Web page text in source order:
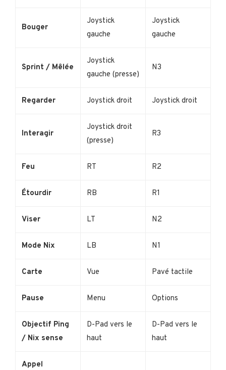
Bouger
Joystick
gauche
Joystick
gauche
Sprint / Mêlée
Joystick
gauche (presse)
N3
Regarder Joystick droit Joystick droit
Interagir
Joystick droit
(presse)
R3
Feu RT R2
Étourdir RB R1
Viser LT N2
Mode Nix LB N1
Carte Vue Pavé tactile
Pause Menu Options
Objectif Ping
/ Nix sense
D-Pad vers le
haut
D-Pad vers le
haut
Appel